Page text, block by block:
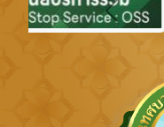
Previous